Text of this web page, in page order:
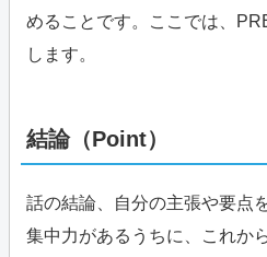
めることです。ここでは、
します。
結論（Point）
話の結論、自分の主張や要点
集中力があるうちに、これか